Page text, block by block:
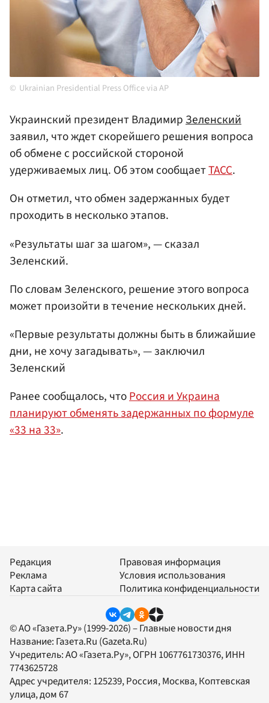
Ukrainian Presidential Press Office via AP
Украинский президент ВладимирЗеленский
заявил, что ждет скорейшего решения вопроса
об обмене с российской стороной
удерживаемых лиц. Об этом сообщаетТАСС.
Он отметил, что обмен задержанных будет
проходить в несколько этапов.
«Результаты шаг за шагом», — сказал
Зеленский.
По словам Зеленского, решение этого вопроса
может произойти в течение нескольких дней.
«Первые результаты должны быть в ближайшие
дни, не хочу загадывать», — заключил
Зеленский
Ранее сообщалось, чтоРоссия и Украина
планируют обменять задержанных по формуле
«33 на 33».
Редакция
Реклама
Карта сайта
Правовая информация
Условия использования
Политика конфиденциальности
© АО «Газета.Ру» (1999-2026) – Главные новости дня
Название: Газета.Ru (Gazeta.Ru)
Учредитель:АО «Газета.Ру», ОГРН 1067761730376, ИНН
7743625728
Адрес учредителя: 125239, Россия, Москва, Коптевская
улица, дом 67